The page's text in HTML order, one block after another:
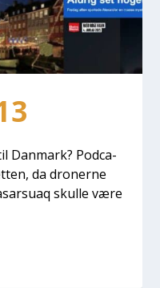
Dan­mark? Podca­
da dro­ner­ne
skul­le være